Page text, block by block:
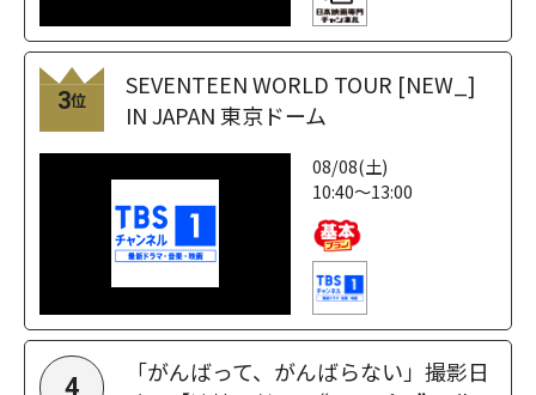
3位
SEVENTEEN WORLD TOUR [NEW_]
IN JAPAN 東京ドーム
08/08(土)
10:40～13:00
4
「がんばって、がんばらない」撮影日